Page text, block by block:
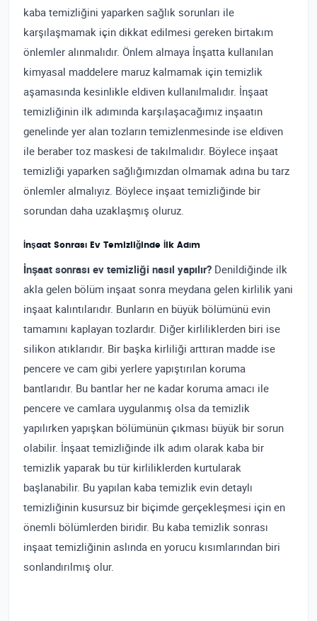
kaba temizliğini yaparken sağlık sorunları ile
karşılaşmamak için dikkat edilmesi gereken birtakım
önlemler alınmalıdır. Önlem almaya İnşatta kullanılan
kimyasal maddelere maruz kalmamak için temizlik
aşamasında kesinlikle eldiven kullanılmalıdır. İnşaat
temizliğinin ilk adımında karşılaşacağımız inşaatın
genelinde yer alan tozların temizlenmesinde ise eldiven
ile beraber toz maskesi de takılmalıdır. Böylece inşaat
temizliği yaparken sağlığımızdan olmamak adına bu tarz
önlemler almalıyız. Böylece inşaat temizliğinde bir
sorundan daha uzaklaşmış oluruz.
İnşaat Sonrası Ev Temizliğinde İlk Adım
İnşaat sonrası ev temizliği nasıl yapılır? Denildiğinde ilk
akla gelen bölüm inşaat sonra meydana gelen kirlilik yani
inşaat kalıntılarıdır. Bunların en büyük bölümünü evin
tamamını kaplayan tozlardır. Diğer kirliliklerden biri ise
silikon atıklarıdır. Bir başka kirliliği arttıran madde ise
pencere ve cam gibi yerlere yapıştırılan koruma
bantlarıdır. Bu bantlar her ne kadar koruma amacı ile
pencere ve camlara uygulanmış olsa da temizlik
yapılırken yapışkan bölümünün çıkması büyük bir sorun
olabilir. İnşaat temizliğinde ilk adım olarak kaba bir
temizlik yaparak bu tür kirliliklerden kurtularak
başlanabilir. Bu yapılan kaba temizlik evin detaylı
temizliğinin kusursuz bir biçimde gerçekleşmesi için en
önemli bölümlerden biridir. Bu kaba temizlik sonrası
inşaat temizliğinin aslında en yorucu kısımlarından biri
sonlandırılmış olur.